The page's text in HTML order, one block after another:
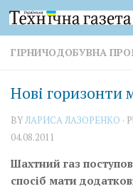
Skip to content
ГІРНИЧОДОБУВНА
Нові горизонти
BYЛАРИСА ЛАЗОРЕНКО ·
04.08.2011
Шахтний газ
спосіб мати